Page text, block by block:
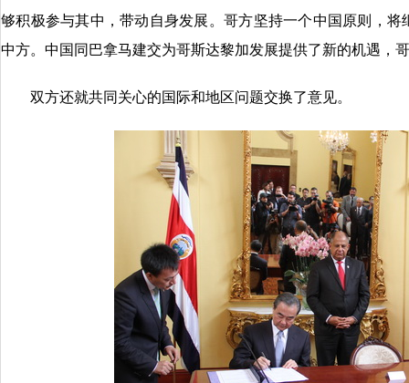
够积极参与其中，带动自身发展。哥方坚持一个中国原则，
中方。中国同巴拿马建交为哥斯达黎加发展提供了新的机遇，
双方还就共同关心的国际和地区问题交换了意见。